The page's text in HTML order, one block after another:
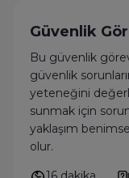
Güvenlik
Bu güvenlik
güvenlik
yeteneğini
sunmak için
yaklaşım
olur.